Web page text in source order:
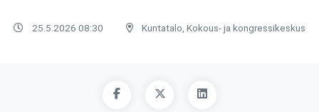
25.5.2026 08:30 Kuntatalo, Kokous- ja kongressikeskus